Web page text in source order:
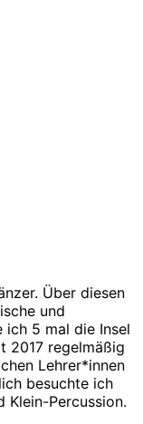
Über diesen
und
ich 5 mal die Insel
2017 regelmäßig
Lehrer*innen
besuchte ich
Klein-Percussion.